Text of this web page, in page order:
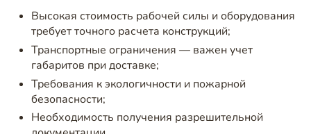
Высокая стоимость рабочей силы и оборудования
требует точного расчета конструкций;
Транспортные ограничения — важен учет
габаритов при доставке;
Требования к экологичности и пожарной
безопасности;
Необходимость получения разрешительной